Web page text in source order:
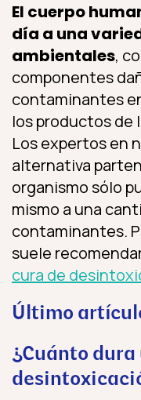
El cuerpo
día a una
ambientales,
componentes
contaminantes
los productos de
Los expertos en
alternativa
organismo sólo
mismo a una
contaminantes.
suele
cura de
Último
¿Cuánto